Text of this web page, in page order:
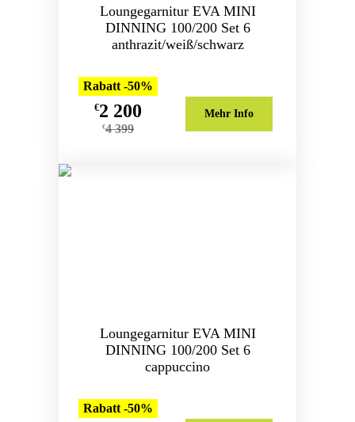
Loungegarnitur EVA MINI
DINNING 100/200 Set 6
anthrazit/weiß/schwarz
Rabatt -50%
€2 200
€4 399
Mehr Info
Loungegarnitur EVA MINI
DINNING 100/200 Set 6
cappuccino
Rabatt -50%